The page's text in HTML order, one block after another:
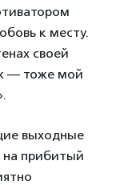
к месту.
своей
— тоже мой
выходные
на прибитый